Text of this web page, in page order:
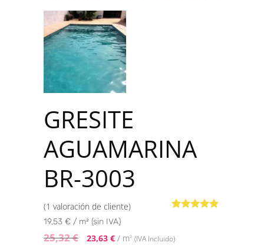
GRESITE
AGUAMARINA
BR-3003
base a
valoración
(1 valoración de cliente)
19,53 € / m² (sin IVA)
25,32€ 23,63 € / m2 (IVA Incluido)